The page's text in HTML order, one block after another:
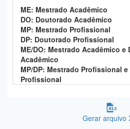
ME: Mestrado Acadêmico
DO: Doutorado Acadêmico
MP: Mestrado Profissional
DP: Doutorado Profissional
ME/DO: Mestrado Acadêmico e
Acadêmico
MP/DP: Mestrado Profissional
Profissional
Gerar arquivo